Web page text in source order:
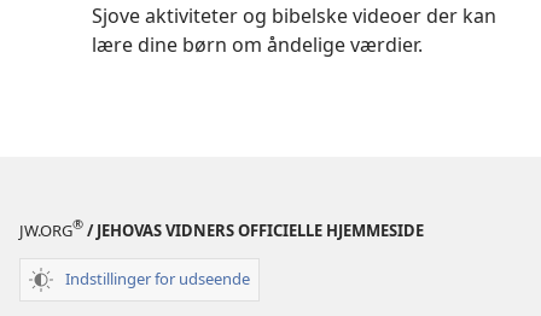
Sjove aktiviteter og bibelske videoer der kan
lære dine børn om åndelige værdier.
JW.ORG® / JEHOVAS VIDNERS OFFICIELLE HJEMMESIDE
Indstillinger for udseende